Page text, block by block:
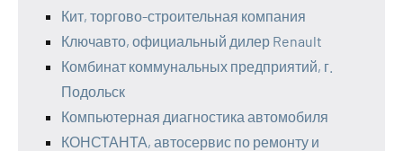
Кит, торгово-строительная компания
Ключавто, официальный дилер Renault
Комбинат коммунальных предприятий, г.
Подольск
Компьютерная диагностика автомобиля
КОНСТАНТА, автосервис по ремонту и